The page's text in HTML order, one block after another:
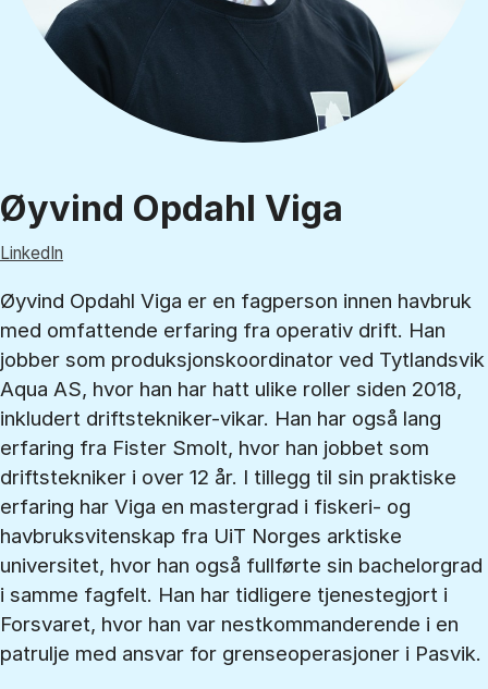
Øyvind Opdahl Viga
LinkedIn
Øyvind Opdahl Viga er en fagperson innen havbruk
med omfattende erfaring fra operativ drift. Han
jobber som produksjonskoordinator ved Tytlandsvik
Aqua AS, hvor han har hatt ulike roller siden 2018,
inkludert driftstekniker-vikar. Han har også lang
erfaring fra Fister Smolt, hvor han jobbet som
driftstekniker i over 12 år. I tillegg til sin praktiske
erfaring har Viga en mastergrad i fiskeri- og
havbruksvitenskap fra UiT Norges arktiske
universitet, hvor han også fullførte sin bachelorgrad
i samme fagfelt. Han har tidligere tjenestegjort i
Forsvaret, hvor han var nestkommanderende i en
patrulje med ansvar for grenseoperasjoner i Pasvik.